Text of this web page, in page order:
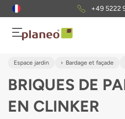
+49 5222 937
Espace jardin Bardage et façade
BRIQUES DE
EN CLINKER